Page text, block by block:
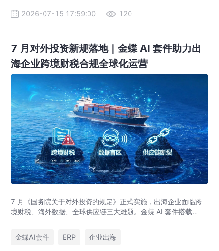
2026-07-15 17:59:00 120
7 月对外投资新规落地｜金蝶 AI 套件助力出
海企业跨境财税合规全球化运营
7 月《国务院关于对外投资的规定》正式实施，出海企业面临跨
境财税、海外数据、全球供应链三大难题。金蝶 AI 套件搭载
规、全球 ERP 可视、供应链智能风控，适配东南亚多国本地化经
营。
金蝶AI套件 ERP 企业出海